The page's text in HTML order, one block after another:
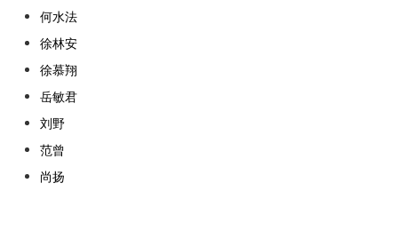
何水法
徐林安
徐慕翔
岳敏君
刘野
范曾
尚扬